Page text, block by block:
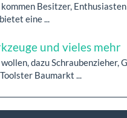
Besitzer,
eine ...
und vieles mehr
dazu Schraubenzieher,
Baumarkt ...